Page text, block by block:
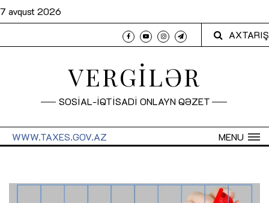
7 avqust 2026
AXTARIŞ
VERGİLƏR
SOSİAL-İQTİSADİ ONLAYN QƏZET
MENU
WWW.TAXES.GOV.AZ